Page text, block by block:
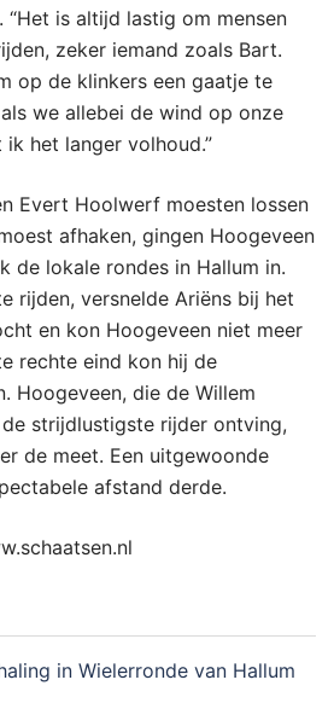
is altijd lastig om mensen
zeker iemand zoals Bart.
op de klinkers een gaatje te
we allebei de wind op onze
het langer volhoud.”
Evert Hoolwerf moesten lossen
afhaken, gingen Hoogeveen
de lokale rondes in Hallum in.
rijden, versnelde Ariëns bij het
en kon Hoogeveen niet meer
rechte eind kon hij de
Hoogeveen, die de Willem
strijdlustigste rijder ontving,
de meet. Een uitgewoonde
afstand derde.
in Wielerronde van Hallum